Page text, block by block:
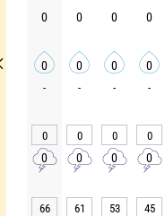
0 0 0 0
0 0 0 0
- - - -
0 0 0 0
0 0 0 0
66 61 53 45